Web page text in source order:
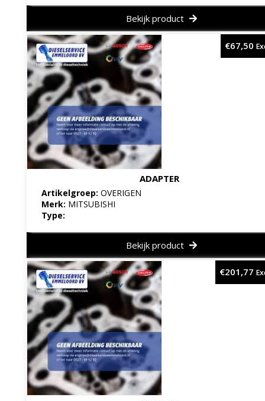
Bekijk product
ADAPTER
Artikelgroep: OVERIGEN
Merk: MITSUBISHI
Type:
€67,50
Bekijk product
€201,77